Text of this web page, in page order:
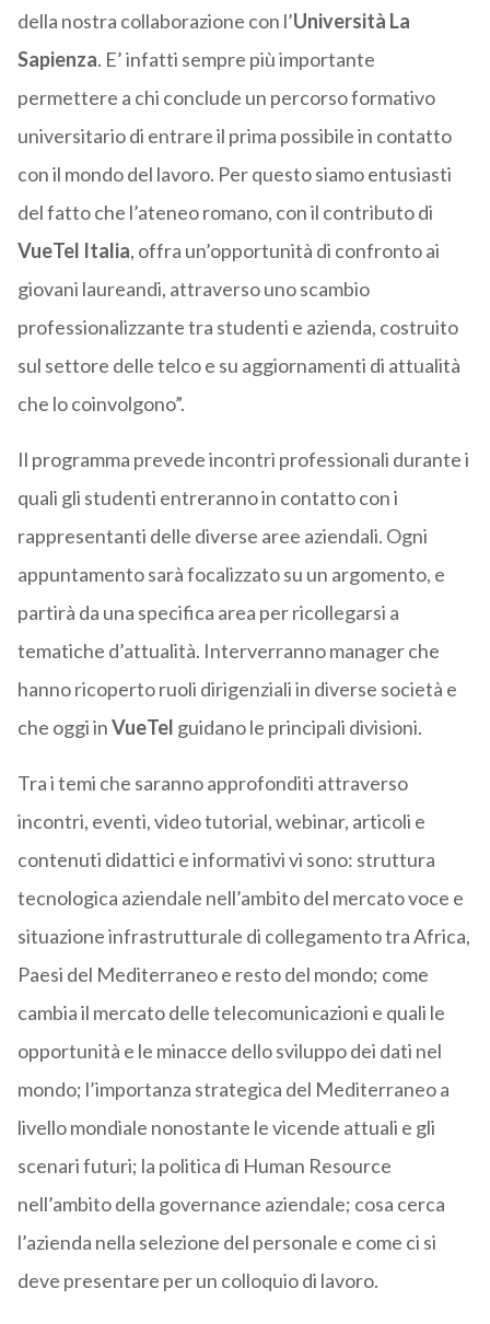
della nostra collaborazione con l’Università La
Sapienza. E’ infatti sempre più importante
permettere a chi conclude un percorso formativo
universitario di entrare il prima possibile in contatto
con il mondo del lavoro. Per questo siamo entusiasti
del fatto che l’ateneo romano, con il contributo di
VueTel Italia, offra un’opportunità di confronto ai
giovani laureandi, attraverso uno scambio
professionalizzante tra studenti e azienda, costruito
sul settore delle telco e su aggiornamenti di attualità
che lo coinvolgono”.
Il programma prevede incontri professionali durante i
quali gli studenti entreranno in contatto con i
rappresentanti delle diverse aree aziendali. Ogni
appuntamento sarà focalizzato su un argomento, e
partirà da una specifica area per ricollegarsi a
tematiche d’attualità. Interverranno manager che
hanno ricoperto ruoli dirigenziali in diverse società e
che oggi inVueTel guidano le principali divisioni.
Tra i temi che saranno approfonditi attraverso
incontri, eventi, video tutorial, webinar, articoli e
contenuti didattici e informativi vi sono: struttura
tecnologica aziendale nell’ambito del mercato voce e
situazione infrastrutturale di collegamento tra Africa,
Paesi del Mediterraneo e resto del mondo; come
cambia il mercato delle telecomunicazioni e quali le
opportunità e le minacce dello sviluppo dei dati nel
mondo; l’importanza strategica del Mediterraneo a
livello mondiale nonostante le vicende attuali e gli
scenari futuri; la politica di Human Resource
nell’ambito della governance aziendale; cosa cerca
l’azienda nella selezione del personale e come ci si
deve presentare per un colloquio di lavoro.